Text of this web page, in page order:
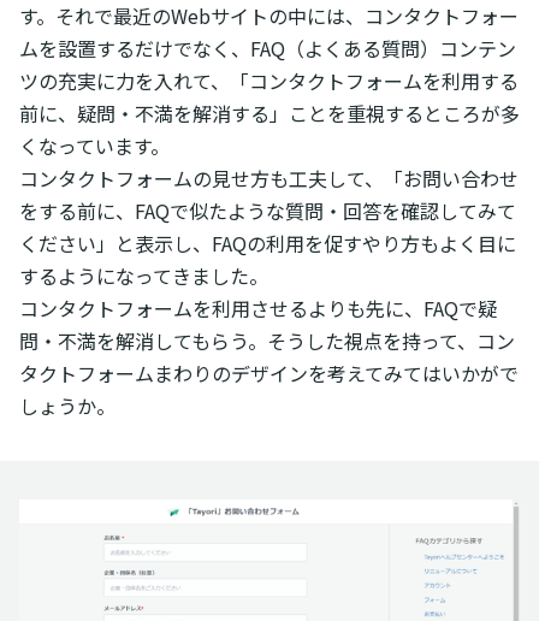
す。それで最近のWebサイトの中には、コンタクトフォー
ムを設置するだけでなく、FAQ（よくある質問）コンテン
ツの充実に力を入れて、「コンタクトフォームを利用する
前に、疑問・不満を解消する」ことを重視するところが多
くなっています。
コンタクトフォームの見せ方も工夫して、「お問い合わせ
をする前に、FAQで似たような質問・回答を確認してみて
ください」と表示し、FAQの利用を促すやり方もよく目に
するようになってきました。
コンタクトフォームを利用させるよりも先に、FAQで疑
問・不満を解消してもらう。そうした視点を持って、コン
タクトフォームまわりのデザインを考えてみてはいかがで
しょうか。